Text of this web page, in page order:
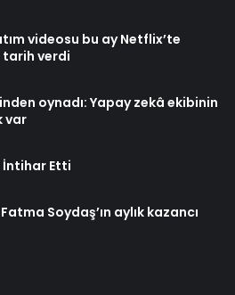
videosu bu ay Netflix’te
tarih verdi
oynadı: Yapay zekâ ekibinin
var
İntihar Etti
Soydaş’ın aylık kazancı